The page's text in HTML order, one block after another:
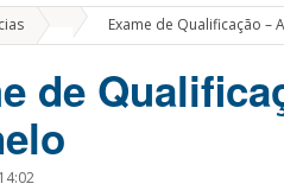
Exame de Qualificação –
de